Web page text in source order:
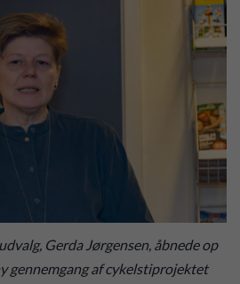
Gerda Jørgensen, åbnede op
gennemgang af cykelstiprojektet